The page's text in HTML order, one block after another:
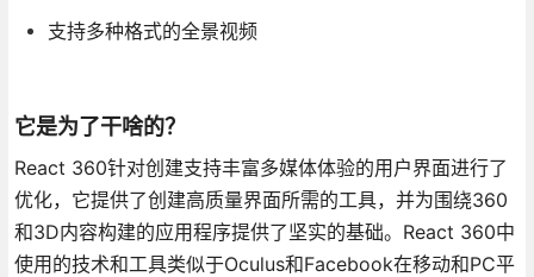
支持多种格式的全景视频
它是为了干啥的？
React 360针对创建支持丰富多媒体体验的用户界面进行了
优化，它提供了创建高质量界面所需的工具，并为围绕360
和3D内容构建的应用程序提供了坚实的基础。React 360中
使用的技术和工具类似于Oculus和Facebook在移动和PC平